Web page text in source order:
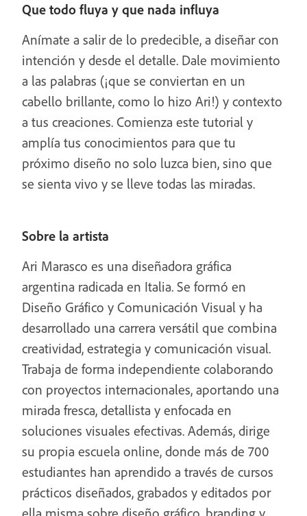
Que todo fluya y que nada influya
Anímate a salir de lo predecible, a diseñar con
intención y desde el detalle. Dale movimiento
a las palabras (¡que se conviertan en un
cabello brillante, como lo hizo Ari!) y contexto
a tus creaciones. Comienza este tutorial y
amplía tus conocimientos para que tu
próximo diseño no solo luzca bien, sino que
se sienta vivo y se lleve todas las miradas.
Sobre la artista
Ari Marasco es una diseñadora gráfica
argentina radicada en Italia. Se formó en
Diseño Gráfico y Comunicación Visual y ha
desarrollado una carrera versátil que combina
creatividad, estrategia y comunicación visual.
Trabaja de forma independiente colaborando
con proyectos internacionales, aportando una
mirada fresca, detallista y enfocada en
soluciones visuales efectivas. Además, dirige
su propia escuela online, donde más de 700
estudiantes han aprendido a través de cursos
prácticos diseñados, grabados y editados por